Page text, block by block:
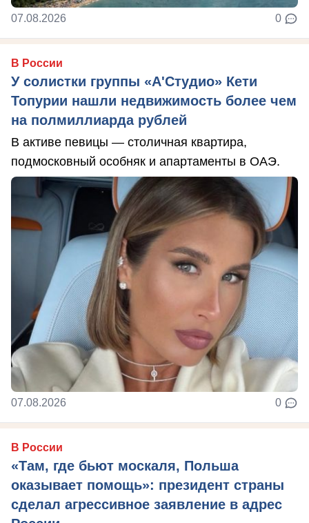
07.08.2026 0
В России
У солистки группы «А'Студио» Кети
Топурии нашли недвижимость более чем
на полмиллиарда рублей
В активе певицы — столичная квартира,
подмосковный особняк и апартаменты в ОАЭ.
07.08.2026 0
В России
«Там, где бьют москаля, Польша
оказывает помощь»: президент страны
сделал агрессивное заявление в адрес